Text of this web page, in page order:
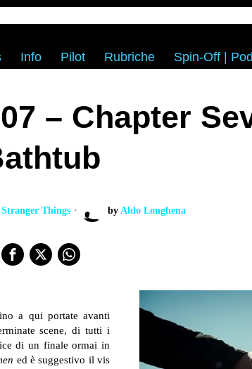
Info Pilot Rubriche Spin-Off |
– Chapter
Stranger Things by Aldo Longhena
a qui portate avanti
scene, di tutti i
di un finale ormai in
ed è suggestivo il vis